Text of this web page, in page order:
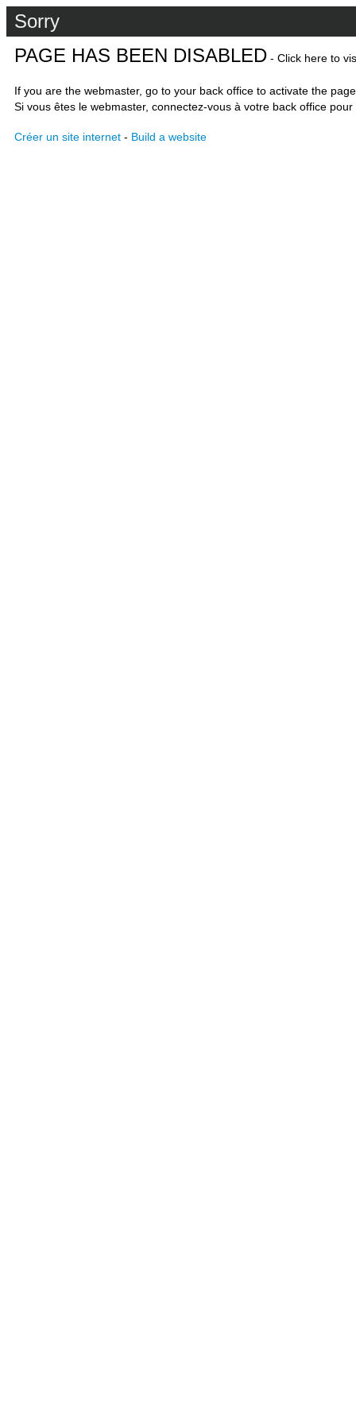
Sorry
PAGE HAS BEEN DISABLED - Click here to
If you are the webmaster, go to your back office to activate the
Si vous êtes le webmaster, connectez-vous à votre back office
Créer un site internet - Build a website